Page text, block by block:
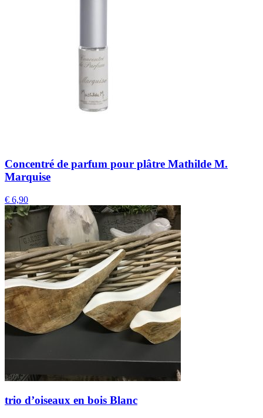
Concentré de parfum pour plâtre Mathilde M.
Marquise
€ 6,90
trio d’oiseaux en bois Blanc